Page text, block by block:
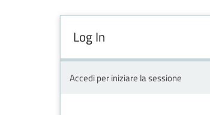
Log In
Accedi per iniziare la sessione